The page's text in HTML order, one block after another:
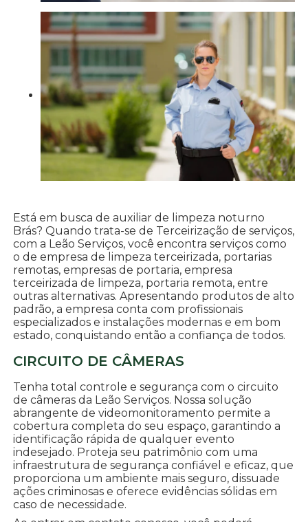
Está em busca de auxiliar de limpeza noturno
Brás? Quando trata-se de Terceirização de serviços,
com a Leão Serviços, você encontra serviços como
o de empresa de limpeza terceirizada, portarias
remotas, empresas de portaria, empresa
terceirizada de limpeza, portaria remota, entre
outras alternativas. Apresentando produtos de alto
padrão, a empresa conta com profissionais
especializados e instalações modernas e em bom
estado, conquistando então a confiança de todos.
CIRCUITO DE CÂMERAS
Tenha total controle e segurança com o circuito
de câmeras da Leão Serviços. Nossa solução
abrangente de videomonitoramento permite a
cobertura completa do seu espaço, garantindo a
identificação rápida de qualquer evento
indesejado. Proteja seu patrimônio com uma
infraestrutura de segurança confiável e eficaz, que
proporciona um ambiente mais seguro, dissuade
ações criminosas e oferece evidências sólidas em
caso de necessidade.